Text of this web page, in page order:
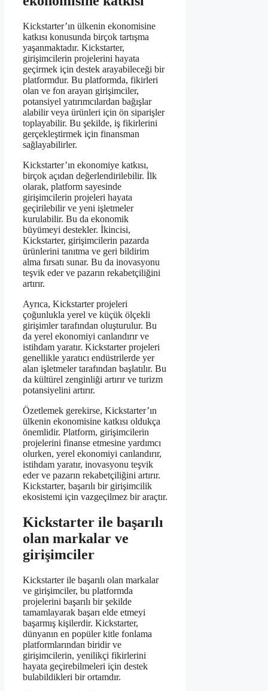
Kickstarter’ın ülkenin ekonomisine
katkısı konusunda birçok tartışma
yaşanmaktadır. Kickstarter,
girişimcilerin projelerini hayata
geçirmek için destek arayabileceği bir
platformdur. Bu platformda, fikirleri
olan ve fon arayan girişimciler,
potansiyel yatırımcılardan bağışlar
alabilir veya ürünleri için ön siparişler
toplayabilir. Bu şekilde, iş fikirlerini
gerçekleştirmek için finansman
sağlayabilirler.
Kickstarter’ın ekonomiye katkısı,
birçok açıdan değerlendirilebilir. İlk
olarak, platform sayesinde
girişimcilerin projeleri hayata
geçirilebilir ve yeni işletmeler
kurulabilir. Bu da ekonomik
büyümeyi destekler. İkincisi,
Kickstarter, girişimcilerin pazarda
ürünlerini tanıtma ve geri bildirim
alma fırsatı sunar. Bu da inovasyonu
teşvik eder ve pazarın rekabetçiliğini
artırır.
Ayrıca, Kickstarter projeleri
çoğunlukla yerel ve küçük ölçekli
girişimler tarafından oluşturulur. Bu
da yerel ekonomiyi canlandırır ve
istihdam yaratır. Kickstarter projeleri
genellikle yaratıcı endüstrilerde yer
alan işletmeler tarafından başlatılır. Bu
da kültürel zenginliği artırır ve turizm
potansiyelini artırır.
Özetlemek gerekirse, Kickstarter’ın
ülkenin ekonomisine katkısı oldukça
önemlidir. Platform, girişimcilerin
projelerini finanse etmesine yardımcı
olurken, yerel ekonomiyi canlandırır,
istihdam yaratır, inovasyonu teşvik
eder ve pazarın rekabetçiliğini artırır.
Kickstarter, başarılı bir girişimcilik
ekosistemi için vazgeçilmez bir araçtır.
Kickstarter ile başarılı
olan markalar ve
girişimciler
Kickstarter ile başarılı olan markalar
ve girişimciler, bu platformda
projelerini başarılı bir şekilde
tamamlayarak başarı elde etmeyi
başarmış kişilerdir. Kickstarter,
dünyanın en popüler kitle fonlama
platformlarından biridir ve
girişimcilerin, yenilikçi fikirlerini
hayata geçirebilmeleri için destek
bulabildikleri bir ortamdır.